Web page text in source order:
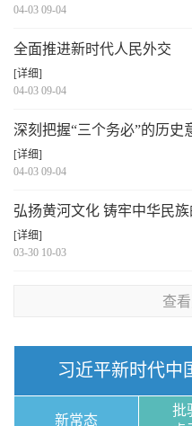
04-03 09-04
全面推进新时代人民外交
[详细]
04-03 09-04
深刻把握“三个务必”的历史
[详细]
04-03 09-04
弘扬黄河文化 铸牢中华民
[详细]
03-30 10-03
查
习近平新时代中
新常态
批